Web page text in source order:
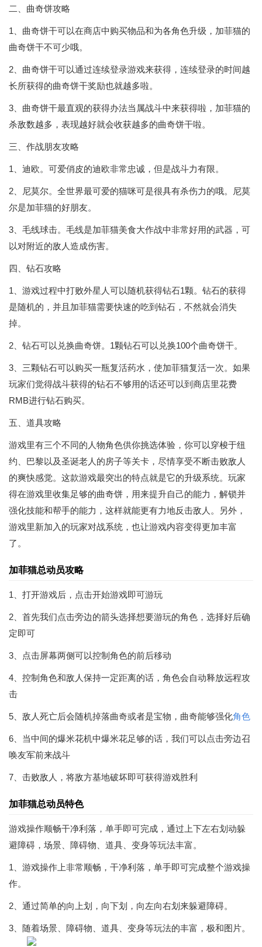
二、曲奇饼攻略
1、曲奇饼干可以在商店中购买物品和为各角色升级，加菲猫的
曲奇饼干不可少哦。
2、曲奇饼干可以通过连续登录游戏来获得，连续登录的时间越
长所获得的曲奇饼干奖励也就越多啦。
3、曲奇饼干最直观的获得办法当属战斗中来获得啦，加菲猫的
杀敌数越多，表现越好就会收获越多的曲奇饼干啦。
三、作战朋友攻略
1、迪欧。可爱俏皮的迪欧非常忠诚，但是战斗力有限。
2、尼莫尔。全世界最可爱的猫咪可是很具有杀伤力的哦。尼莫
尔是加菲猫的好朋友。
3、毛线球击。毛线是加菲猫美食大作战中非常好用的武器，可
以对附近的敌人造成伤害。
四、钻石攻略
1、游戏过程中打败外星人可以随机获得钻石1颗。钻石的获得
是随机的，并且加菲猫需要快速的吃到钻石，不然就会消失
掉。
2、钻石可以兑换曲奇饼。1颗钻石可以兑换100个曲奇饼干。
3、三颗钻石可以购买一瓶复活药水，使加菲猫复活一次。如果
玩家们觉得战斗获得的钻石不够用的话还可以到商店里花费
RMB进行钻石购买。
五、道具攻略
游戏里有三个不同的人物角色供你挑选体验，你可以穿梭于纽
约、巴黎以及圣诞老人的房子等关卡，尽情享受不断击败敌人
的爽快感觉。这款游戏最突出的特点就是它的升级系统。玩家
得在游戏里收集足够的曲奇饼，用来提升自己的能力，解锁并
强化技能和帮手的能力，这样就能更有力地反击敌人。另外，
游戏里新加入的玩家对战系统，也让游戏内容变得更加丰富
了。
加菲猫总动员攻略
1、打开游戏后，点击开始游戏即可游玩
2、首先我们点击旁边的箭头选择想要游玩的角色，选择好后确
定即可
3、点击屏幕两侧可以控制角色的前后移动
4、控制角色和敌人保持一定距离的话，角色会自动释放远程攻
击
5、敌人死亡后会随机掉落曲奇或者是宝物，曲奇能够强化角色
6、当中间的爆米花机中爆米花足够的话，我们可以点击旁边召
唤友军前来战斗
7、击败敌人，将敌方基地破坏即可获得游戏胜利
加菲猫总动员特色
游戏操作顺畅干净利落，单手即可完成，通过上下左右划动躲
避障碍，场景、障碍物、道具、变身等玩法丰富。
1、游戏操作上非常顺畅，干净利落，单手即可完成整个游戏操
作。
2、通过简单的向上划，向下划，向左向右划来躲避障碍。
3、随着场景、障碍物、道具、变身等玩法的丰富，极和图片。